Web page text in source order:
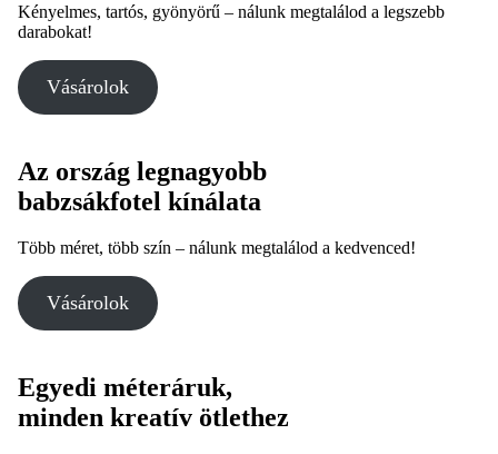
Kényelmes, tartós, gyönyörű – nálunk megtalálod a legszebb
darabokat!
Vásárolok
Az ország legnagyobb
babzsákfotel kínálata
Több méret, több szín – nálunk megtalálod a kedvenced!
Vásárolok
Egyedi méteráruk,
minden kreatív ötlethez